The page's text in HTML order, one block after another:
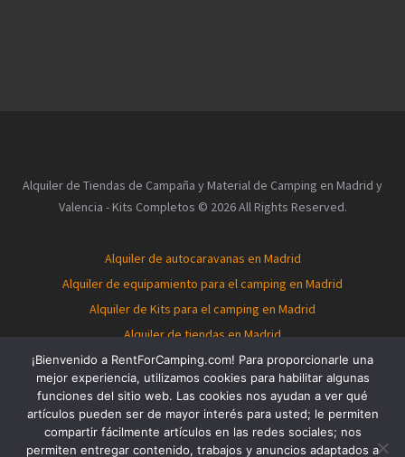
Alquiler de Tiendas de Campaña y Material de Camping en Madrid y
Valencia - Kits Completos © 2026 All Rights Reserved.
Alquiler de autocaravanas en Madrid
Alquiler de equipamiento para el camping en Madrid
Alquiler de Kits para el camping en Madrid
Alquiler de tiendas en Madrid
Alquiler de autocaravanas en Valencia
Alquiler de equipamiento para el camping en Valencia
Alquiler de Kits para el camping en Valencia
Alquiler de tiendas en Valencia
Tent for rent in Madrid
¡Bienvenido a RentForCamping.com! Para proporcionarle una
mejor experiencia, utilizamos cookies para habilitar algunas
funciones del sitio web. Las cookies nos ayudan a ver qué
artículos pueden ser de mayor interés para usted; le permiten
compartir fácilmente artículos en las redes sociales; nos
permiten entregar contenido, trabajos y anuncios adaptados a